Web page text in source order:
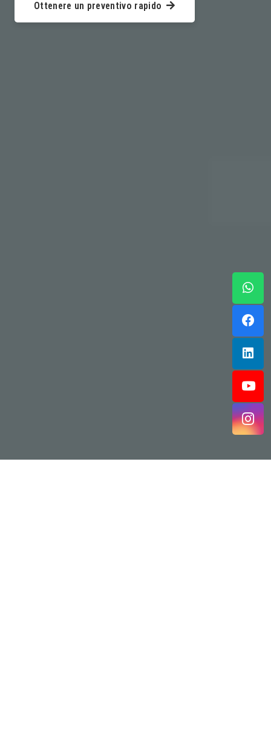
Ottenere un preventivo rapido